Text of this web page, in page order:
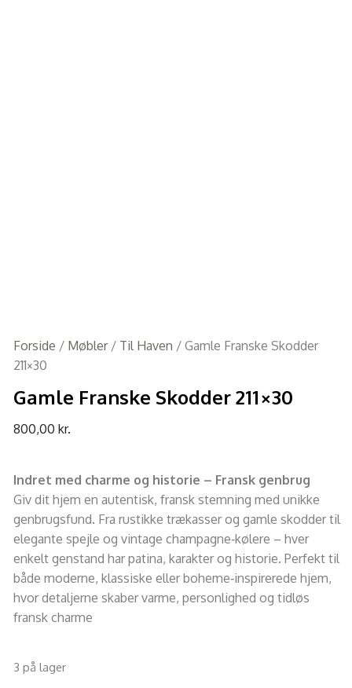
Forside / Møbler/ Til Haven / Gamle Franske Skodder
211×30
Gamle Franske Skodder 211×30
800,00 kr.
Indret med charme og historie – Fransk genbrug
Giv dit hjem en autentisk, fransk stemning med unikke
genbrugsfund. Fra rustikke trækasser og gamle skodder til
elegante spejle og vintage champagne‑kølere – hver
enkelt genstand har patina, karakter og historie. Perfekt til
både moderne, klassiske eller boheme‑inspirerede hjem,
hvor detaljerne skaber varme, personlighed og tidløs
fransk charme
3 på lager